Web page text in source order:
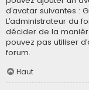
d’avatar suivantes :
L’administrateur du
décider de la
pouvez pas utiliser
forum.
Haut